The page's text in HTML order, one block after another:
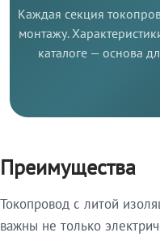
Каждая секция
монтажу.
каталоге — основа
Преимущества
Токопровод с литой
важны не только